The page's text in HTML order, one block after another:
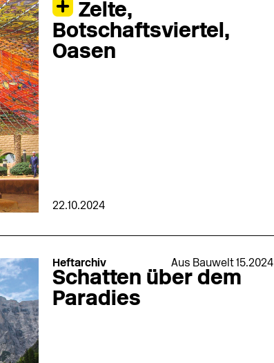
Zelte,
Botschaftsviertel,
Oasen
22.10.2024
Heftarchiv Aus Bauwelt 15.2024
Schatten über dem
Paradies